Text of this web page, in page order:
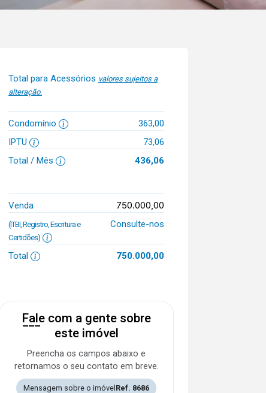
Total para Acessórios valores sujeitos a
alteração.
Condomínio
363,00
IPTU
73,06
Total / Mês
436,06
Venda 750.000,00
(ITBI, Registro, Escritura e
Certidões)
Consulte-nos
Total 750.000,00
Fale com a gente sobre
este imóvel
Preencha os campos abaixo e
retornamos o seu contato em breve.
Mensagem sobre o imóvel Ref. 8686